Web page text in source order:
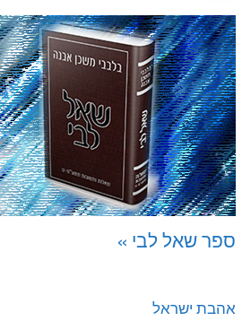
ספר שאל לבי »
אהבת ישראל